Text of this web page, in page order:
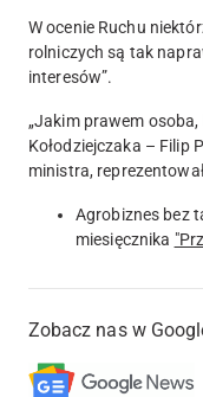
W ocenie Ruchu
rolniczych są tak
interesów”.
„Jakim prawem
Kołodziejczaka – Filip
ministra,
Agrobiznes bez
miesięcznika
Zobacz nas w